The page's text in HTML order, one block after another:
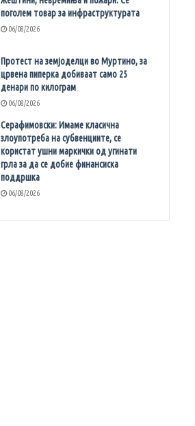
поголем товар за инфраструктурата
06/08/2026
Протест на земјоделци во Муртино, за
црвена пиперка добиваат само 25
денари по килограм
06/08/2026
Серафимовски: Имаме класична
злоупотреба на субвенциите, се
користат ушни маркички од угинати
грла за да се добие финансиска
поддршка
06/08/2026